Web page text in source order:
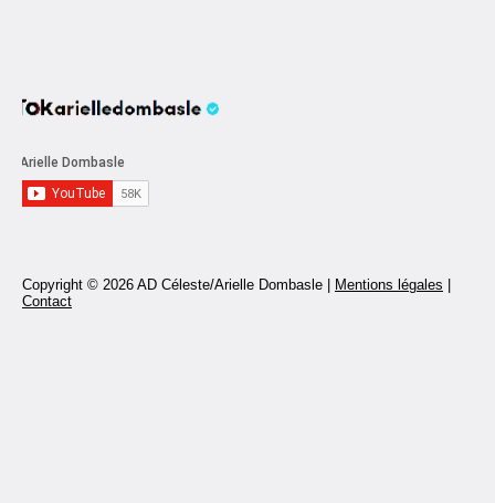
Copyright © 2026 AD Céleste/Arielle Dombasle | Mentions légales |
Contact